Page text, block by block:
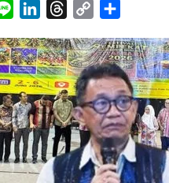
Line LinkedInThreads
Copy